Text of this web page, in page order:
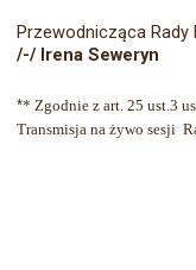
Przewodnicząca Rady
/-/ Irena Seweryn
** Zgodnie z art. 25 ust.3
Transmisja na żywo sesji